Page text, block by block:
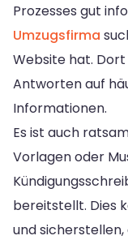
Prozesses gut
Umzugsfirma
Website hat.
Antworten auf
Informationen.
Es ist auch
Vorlagen oder
bereitstellt. Dies
und